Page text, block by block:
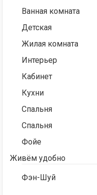
Ванная комната
Детская
Жилая комната
Интерьер
Кабинет
Кухни
Спальня
Спальня
Фойе
Живём удобно
Фэн-Шуй